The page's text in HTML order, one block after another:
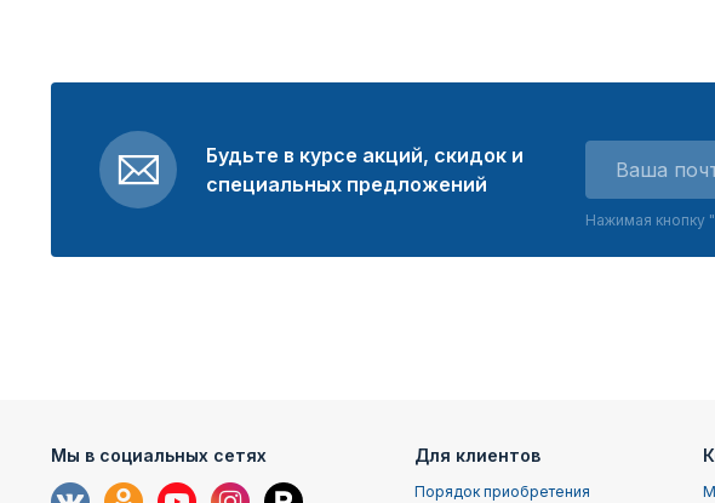
Будьте в курсе акций, скидок и
специальных предложений
Нажимая кнопку
Мы в социальных сетях Для клиентов
Порядок приобретения